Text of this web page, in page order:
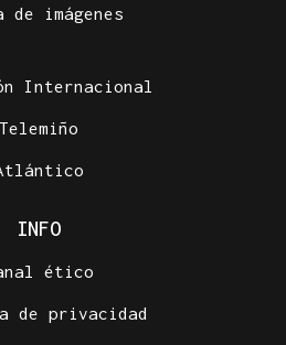
de imágenes
Internacional
Telemiño
INFO
ético
de privacidad